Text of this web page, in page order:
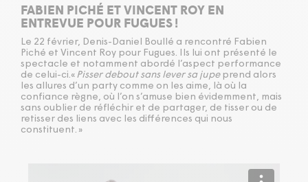
FABIEN PICHÉ ET VINCENT ROY EN
ENTREVUE POUR FUGUES !
Le 22 février, Denis-Daniel Boullé a rencontré Fabien
Piché et Vincent Roy pour Fugues. Ils lui ont présenté le
spectacle et notamment abordé l’aspect performance
de celui-ci.​« Pisser debout sans lever sa jupeprend alors
les allures d’un party comme on les aime, là où la
confiance règne, où l’on s’amuse bien évidemment, mais
sans oublier de réfléchir et de partager, de tisser ou de
retisser des liens avec les différences qui nous
constituent. »